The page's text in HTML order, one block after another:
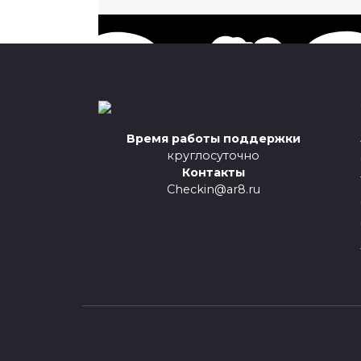
Преимущества
Сервис
Не
Время работы поддержки
круглосуточно
Контакты
Checkin@ar8.ru